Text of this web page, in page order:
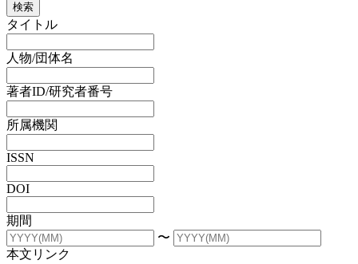
検索
タイトル
人物/団体名
著者ID/研究者番号
所属機関
ISSN
DOI
期間
〜
本文リンク